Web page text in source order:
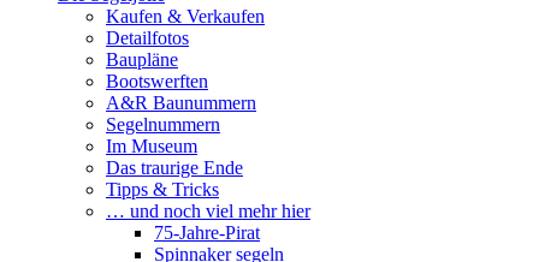
Kaufen & Verkaufen
Detailfotos
Baupläne
Bootswerften
A&R Baunummern
Segelnummern
Im Museum
Das traurige Ende
Tipps & Tricks
… und noch viel mehr hier
75-Jahre-Pirat
Spinnaker segeln